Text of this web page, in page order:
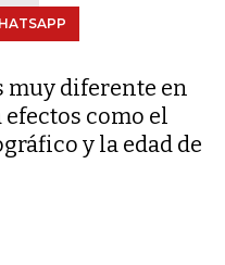
muy diferente en
como el
y la edad de